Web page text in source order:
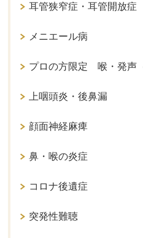
耳管狭窄症・耳管開放症
メニエール病
プロの方限定 喉・発声
上咽頭炎・後鼻漏
顔面神経麻痺
鼻・喉の炎症
コロナ後遺症
突発性難聴